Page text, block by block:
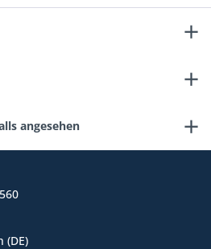
angesehen
(DE)